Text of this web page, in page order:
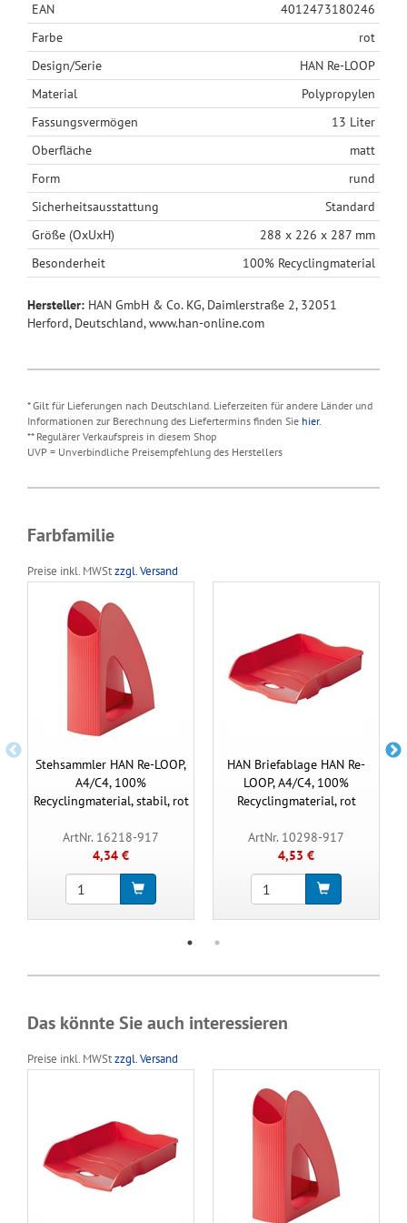
EAN
4012473180246
Farbe
rot
Design/Serie
HAN Re-LOOP
Material
Polypropylen
Fassungsvermögen
13 Liter
Oberfläche
matt
Form
rund
Sicherheitsausstattung
Standard
Größe (OxUxH)
288 x 226 x 287 mm
Besonderheit
100% Recyclingmaterial
Hersteller: HAN GmbH & Co. KG, Daimlerstraße 2, 32051
Herford, Deutschland, www.han-online.com
* Gilt für Lieferungen nach Deutschland. Lieferzeiten für andere Länder und
Informationen zur Berechnung des Liefertermins finden Sie hier.
** Regulärer Verkaufspreis in diesem Shop
UVP = Unverbindliche Preisempfehlung des Herstellers
Farbfamilie
Preise inkl. MWStzzgl. Versand
Stehsammler HAN Re-LOOP,
A4/C4, 100%
Recyclingmaterial, stabil, rot
ArtNr. 16218-917
4,34 €
HAN Briefablage HAN Re-
LOOP, A4/C4, 100%
Recyclingmaterial, rot
ArtNr. 10298-917
4,53 €
Das könnte Sie auch interessieren
Preise inkl. MWStzzgl. Versand